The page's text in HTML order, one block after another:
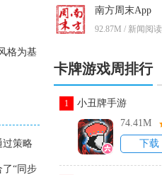
格为基
过策略
“同步
南方周末App
92.87M / 新闻阅读
卡牌游戏周排行
1
小丑牌手游
74.41M
下载